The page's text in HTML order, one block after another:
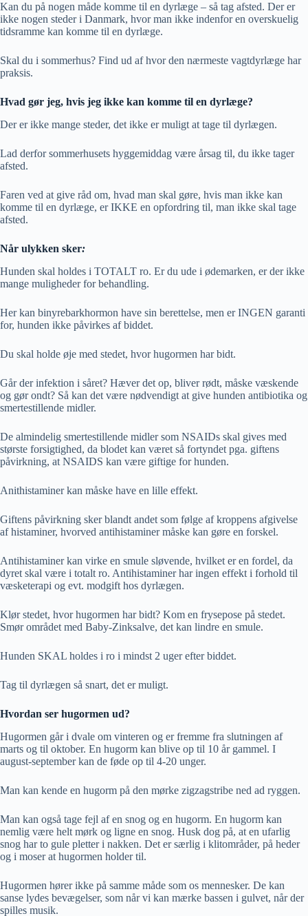
Kan du på nogen måde komme til en dyrlæge – så tag afsted. Der er
ikke nogen steder i Danmark, hvor man ikke indenfor en overskuelig
tidsramme kan komme til en dyrlæge.
Skal du i sommerhus? Find ud af hvor den nærmeste vagtdyrlæge har
praksis.
Hvad gør jeg, hvis jeg ikke kan komme til en dyrlæge?
Der er ikke mange steder, det ikke er muligt at tage til dyrlægen.
Lad derfor sommerhusets hyggemiddag være årsag til, du ikke tager
afsted.
Faren ved at give råd om, hvad man skal gøre, hvis man ikke kan
komme til en dyrlæge, er IKKE en opfordring til, man ikke skal tage
afsted.
Når ulykken sker:
Hunden skal holdes i TOTALT ro. Er du ude i ødemarken, er der ikke
mange muligheder for behandling.
Her kan binyrebarkhormon have sin berettelse, men er INGEN garanti
for, hunden ikke påvirkes af biddet.
Du skal holde øje med stedet, hvor hugormen har bidt.
Går der infektion i såret? Hæver det op, bliver rødt, måske væskende
og gør ondt? Så kan det være nødvendigt at give hunden antibiotika og
smertestillende midler.
De almindelig smertestillende midler som NSAIDs skal gives med
største forsigtighed, da blodet kan været så fortyndet pga. giftens
påvirkning, at NSAIDS kan være giftige for hunden.
Anithistaminer kan måske have en lille effekt.
Giftens påvirkning sker blandt andet som følge af kroppens afgivelse
af histaminer, hvorved antihistaminer måske kan gøre en forskel.
Antihistaminer kan virke en smule sløvende, hvilket er en fordel, da
dyret skal være i totalt ro. Antihistaminer har ingen effekt i forhold til
væsketerapi og evt. modgift hos dyrlægen.
Klør stedet, hvor hugormen har bidt? Kom en frysepose på stedet.
Smør området med Baby-Zinksalve, det kan lindre en smule.
Hunden SKAL holdes i ro i mindst 2 uger efter biddet.
Tag til dyrlægen så snart, det er muligt.
Hvordan ser hugormen ud?
Hugormen går i dvale om vinteren og er fremme fra slutningen af
marts og til oktober. En hugorm kan blive op til 10 år gammel. I
august-september kan de føde op til 4-20 unger.
Man kan kende en hugorm på den mørke zigzagstribe ned ad ryggen.
Man kan også tage fejl af en snog og en hugorm. En hugorm kan
nemlig være helt mørk og ligne en snog. Husk dog på, at en ufarlig
snog har to gule pletter i nakken. Det er særlig i klitområder, på heder
og i moser at hugormen holder til.
Hugormen hører ikke på samme måde som os mennesker. De kan
sanse lydes bevægelser, som når vi kan mærke bassen i gulvet, når der
spilles musik.